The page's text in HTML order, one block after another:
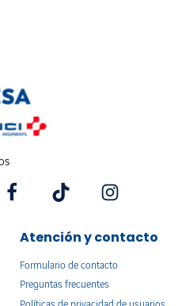
Atención y contacto
Formulario de contacto
Preguntas frecuentes